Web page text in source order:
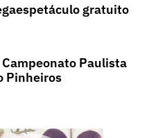
gratuito
Paulista
Pinheiros